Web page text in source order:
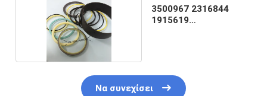
3500967 2316844
1915619
Να συνεχίσει